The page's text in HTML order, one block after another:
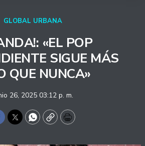
GLOBAL URBANA
«EL POP
SIGUE MÁS
QUE NUNCA»
26, 2025 03:12 p. m.
TwitterWhatsApp
CopyPrint